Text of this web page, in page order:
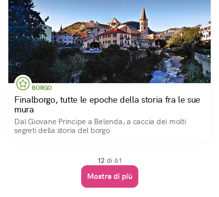
BORGO
Finalborgo, tutte le epoche della storia fra le sue
mura
Dal Giovane Principe a Belenda, a caccia dei molti
segreti della storia del borgo
12 di 61
Mostra di più